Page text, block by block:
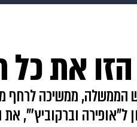
תשעה חודשים מתכונים
את כל
הממשלה, ממשיכה
ל"אופירה וברקוביץ'",